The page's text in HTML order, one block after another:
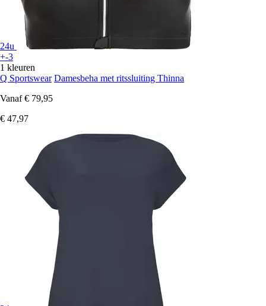
24u
+-3
1 kleuren
Q Sportswear Damesbeha met ritssluiting Thinna
Vanaf € 79,95
€ 47,97